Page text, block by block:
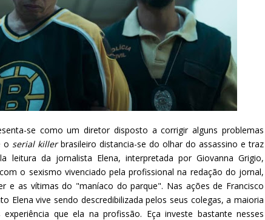
se como um diretor disposto a corrigir alguns problemas
o serial killerbrasileiro distancia-se do olhar do assassino e traz
leitura da jornalista Elena, interpretada por Giovanna Grigio,
o sexismo vivenciado pela profissional na redação do jornal,
e as vítimas do "maníaco do parque". Nas ações de Francisco
Elena vive sendo descredibilizada pelos seus colegas, a maioria
que ela na profissão. Eça investe bastante nesses